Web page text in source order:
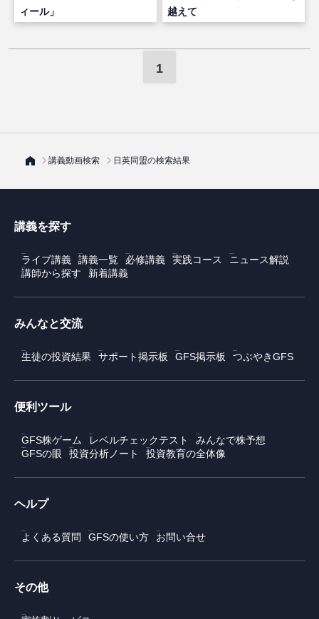
ィール」
越えて
1
講義動画検索 日英同盟の検索結果
講義を探す
ライブ講義 講義一覧 必修講義 実践コース
ニュース解説
講師から探す
新着講義
みんなと交流
生徒の投資結果 サポート掲示板 GFS掲示板 つぶやきGFS
便利ツール
GFS株ゲーム レベルチェックテスト
みんなで株予想
GFSの眼
投資分析ノート 投資教育の全体像
ヘルプ
よくある質問 GFSの使い方 お問い合せ
その他